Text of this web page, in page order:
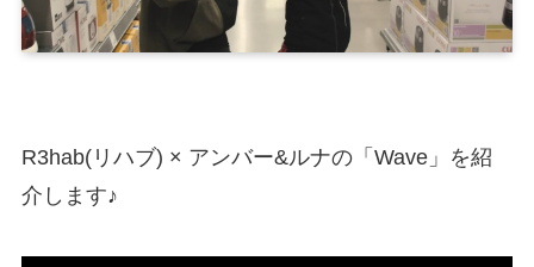
R3hab(リハブ) × アンバー&ルナの「Wave」を紹
介します♪